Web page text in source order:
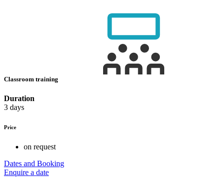
Classroom training
Duration
3 days
Price
on request
Dates and Booking
Enquire a date